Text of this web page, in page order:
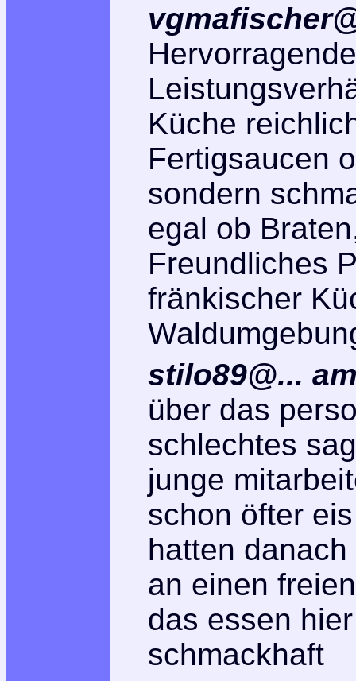
Küche
Fertigsaucen
sondern
egal ob
Freundliches
fränkischer
stilo89@...
über das
schlechtes
junge
schon öfter
hatten
an einen
das essen
schmackhaft